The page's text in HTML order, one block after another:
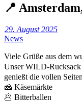
📍
29. August 2025
News
Viele Grüße aus dem
Unser WILD-
genießt die vollen
🧀 Käsemärkte
🥟 Bitterballen